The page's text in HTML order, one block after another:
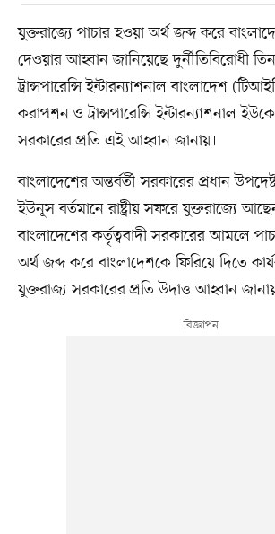
যুক্তরাজ্যে পাচার হওয়া অর্থ জব্দ করে
দেওয়ার আহ্বান জানিয়েছে দুর্নীতিবিরোধী
ট্রান্সপারেন্সি ইন্টারন্যাশনাল বাংলাদেশ
করাপশন ও ট্রান্সপারেন্সি ইন্টারন্যাশনাল
সরকারের প্রতি এই আহ্বান জানায়।
বাংলাদেশের অন্তর্বর্তী সরকারের প্রধান
ইউনূস বর্তমানে রাষ্ট্রীয় সফরে যুক্তরাজ্যে
বাংলাদেশের কর্তৃত্ববাদী সরকারের আমলে
অর্থ জব্দ করে বাংলাদেশকে ফিরিয়ে দিতে
যুক্তরাজ্য সরকারের প্রতি উদাত্ত আহ্বান জানায়